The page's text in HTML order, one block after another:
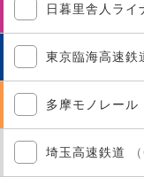
日暮里舎人ライ
東京臨海高速鉄
多摩モノレール
埼玉高速鉄道